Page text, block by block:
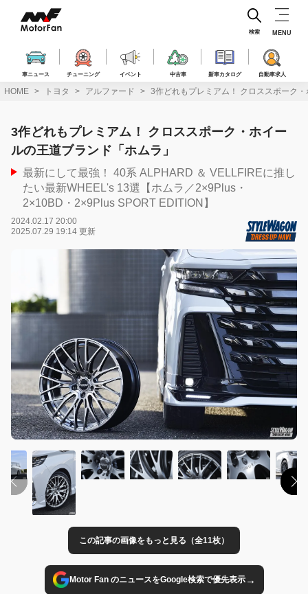
ス
車ニュース チューニング イベント 中古車 新車カタログ 自動車求人
検索 MENU
HOME トヨタ アルファード 3作どれもプレミアム！ クロススポーク
3作どれもプレミアム！ クロススポーク・ホイー
ルの王道ブランド「ホムラ」
最新にして最強！ 40系 ALPHARD ＆ VELLFIREに推し
たい最新WHEEL's 13選【ホムラ／2×9Plus・
2×10BD・2×9Plus SPORT EDITION】
2024.02.17 20:00
2025.07.29 19:14 更新
この記事の画像をもっと見る（全11枚）
Motor Fan のニュースをGoogle検索で優先表示→